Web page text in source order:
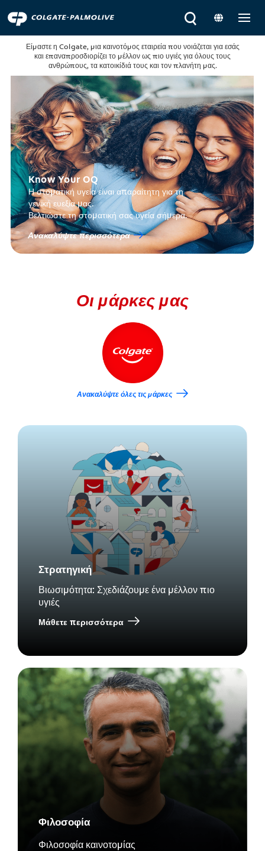
Είμαστε η Colgate, μια καινοτόμος εταιρεία που νοιάζεται για εσάς
και επαναπροσδιορίζει το μέλλον ως πιο υγιές για όλους τους
ανθρώπους, τα κατοικίδιά τους και τον πλανήτη μας.
Know Your OQ
Η στοματική υγεία είναι απαραίτητη για τη
γενική ευεξία μας.
Βελτιώστε τη στοματική σας υγεία σήμερα.
Ανακαλύψτε περισσότερα
Οι μάρκες μας
Ανακαλύψτε όλες τις μάρκες
Στρατηγική
Βιωσιμότητα: Σχεδιάζουμε ένα μέλλον πιο
υγιές
Μάθετε περισσότερα
Φιλοσοφία
Φιλοσοφία καινοτομίας